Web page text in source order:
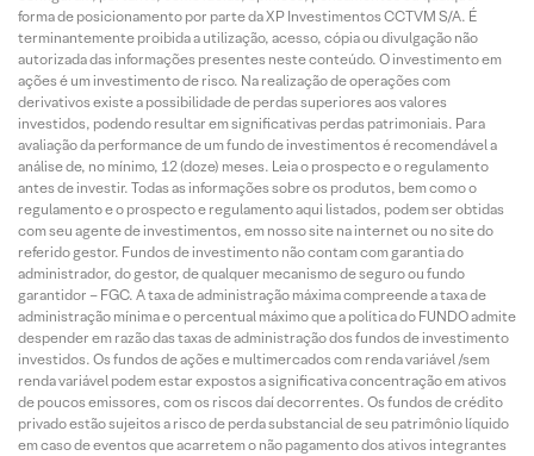
forma de posicionamento por parte da XP Investimentos CCTVM S/A. É
terminantemente proibida a utilização, acesso, cópia ou divulgação não
autorizada das informações presentes neste conteúdo. O investimento em
ações é um investimento de risco. Na realização de operações com
derivativos existe a possibilidade de perdas superiores aos valores
investidos, podendo resultar em significativas perdas patrimoniais. Para
avaliação da performance de um fundo de investimentos é recomendável a
análise de, no mínimo, 12 (doze) meses. Leia o prospecto e o regulamento
antes de investir. Todas as informações sobre os produtos, bem como o
regulamento e o prospecto e regulamento aqui listados, podem ser obtidas
com seu agente de investimentos, em nosso site na internet ou no site do
referido gestor. Fundos de investimento não contam com garantia do
administrador, do gestor, de qualquer mecanismo de seguro ou fundo
garantidor – FGC. A taxa de administração máxima compreende a taxa de
administração mínima e o percentual máximo que a política do FUNDO admite
despender em razão das taxas de administração dos fundos de investimento
investidos. Os fundos de ações e multimercados com renda variável /sem
renda variável podem estar expostos a significativa concentração em ativos
de poucos emissores, com os riscos daí decorrentes. Os fundos de crédito
privado estão sujeitos a risco de perda substancial de seu patrimônio líquido
em caso de eventos que acarretem o não pagamento dos ativos integrantes